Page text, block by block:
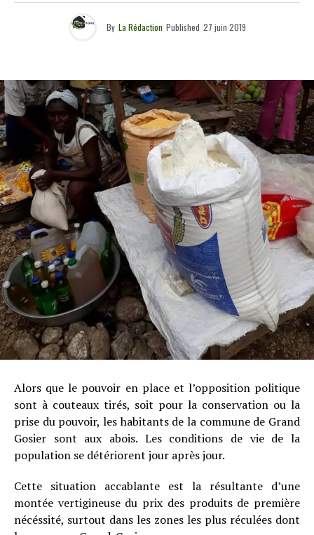
By La Rédaction Published 27 juin 2019
Alors que le pouvoir en place et l’opposition politique
sont à couteaux tirés, soit pour la conservation ou la
prise du pouvoir, les habitants de la commune de Grand
Gosier sont aux abois. Les conditions de vie de la
population se détériorent jour après jour.
Cette situation accablante est la résultante d’une
montée vertigineuse du prix des produits de première
nécéssité, surtout dans les zones les plus réculées dont